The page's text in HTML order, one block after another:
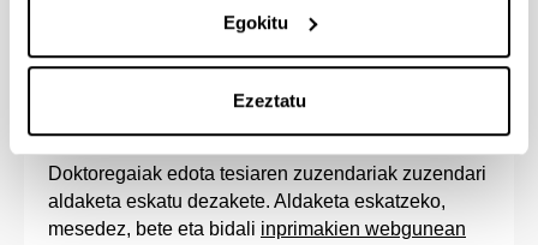
Egokitu
Ezeztatu
Itzuli gora
Doktoregaiak edota tesiaren zuzendariak zuzendari
aldaketa eskatu dezakete. Aldaketa eskatzeko,
mesedez, bete eta bidali inprimakien webgunean